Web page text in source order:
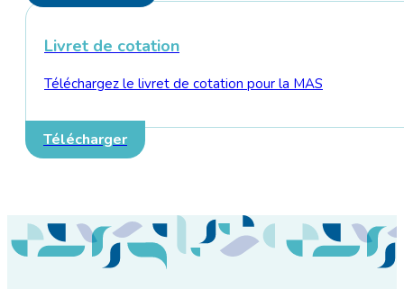
Livret de cotation
Téléchargez le livret de cotation pour la MAS
Télécharger